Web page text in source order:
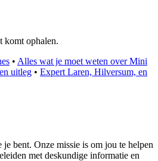
komt ophalen.
• Alles wat je moet weten over Mini
uitleg • Expert Laren, Hilversum, en
bent. Onze missie is om jou te helpen
met deskundige informatie en